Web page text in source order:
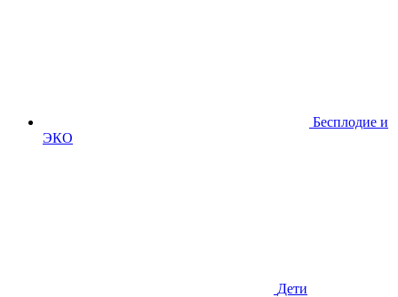
Бесплодие и
ЭКО
Дети